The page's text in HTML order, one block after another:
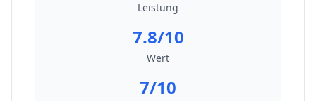
Leistung
7.8/10
Wert
7/10